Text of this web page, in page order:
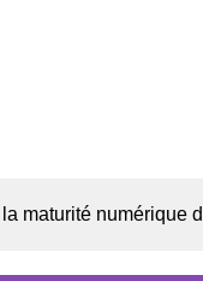
numérique des